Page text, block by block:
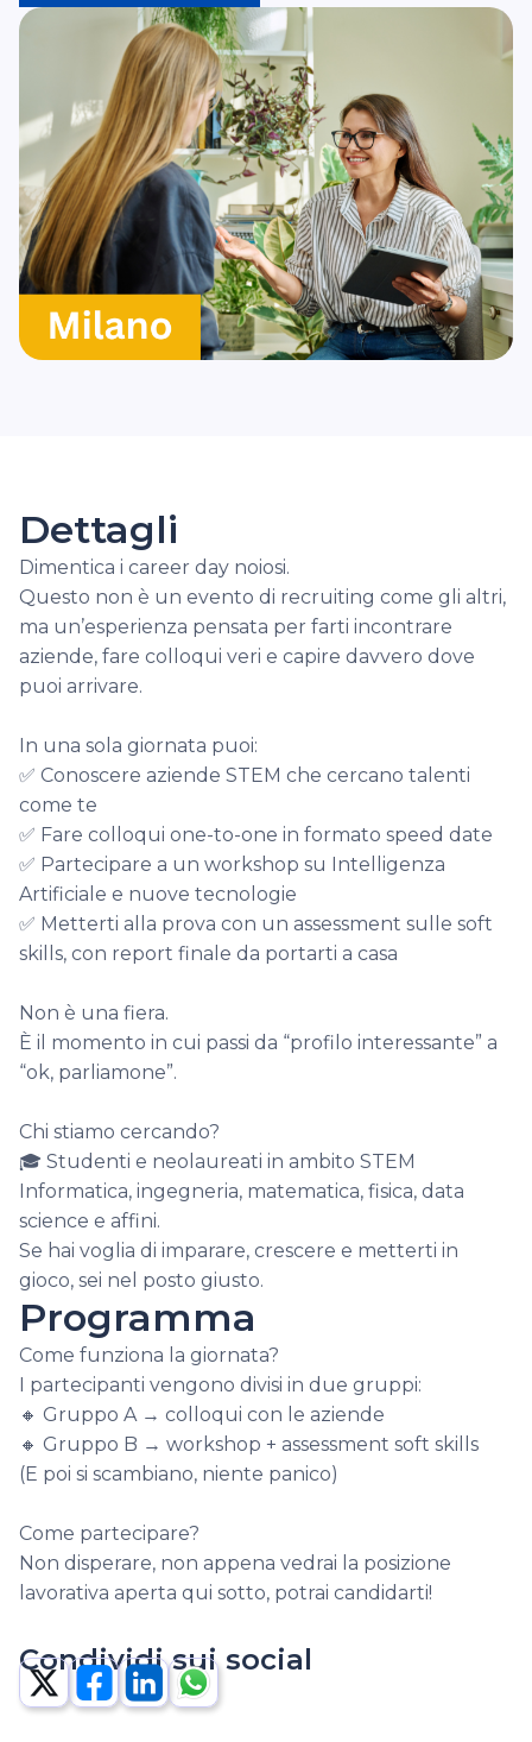
Dettagli
Dimentica i career day noiosi.
Questo non è un evento di recruiting come gli altri,
ma un’esperienza pensata per farti incontrare
aziende, fare colloqui veri e capire davvero dove
puoi arrivare.
In una sola giornata puoi:
✅ Conoscere aziende STEM che cercano talenti
come te
✅ Fare colloqui one-to-one in formato speed date
✅ Partecipare a un workshop su Intelligenza
Artificiale e nuove tecnologie
✅ Metterti alla prova con un assessment sulle soft
skills, con report finale da portarti a casa
Non è una fiera.
È il momento in cui passi da “profilo interessante” a
“ok, parliamone”.
Chi stiamo cercando?
🎓 Studenti e neolaureati in ambito STEM
Informatica, ingegneria, matematica, fisica, data
science e affini.
Se hai voglia di imparare, crescere e metterti in
gioco, sei nel posto giusto.
Programma
Come funziona la giornata?
I partecipanti vengono divisi in due gruppi:
🔸 Gruppo A → colloqui con le aziende
🔸 Gruppo B → workshop + assessment soft skills
(E poi si scambiano, niente panico)
Come partecipare?
Non disperare, non appena vedrai la posizione
lavorativa aperta qui sotto, potrai candidarti!
Condividi sui social